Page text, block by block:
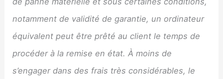
notamment de validité de garantie, un ordinateur
équivalent peut être prêté au client le temps de
procéder à la remise en état. À moins de
s’engager dans des frais très considérables, le